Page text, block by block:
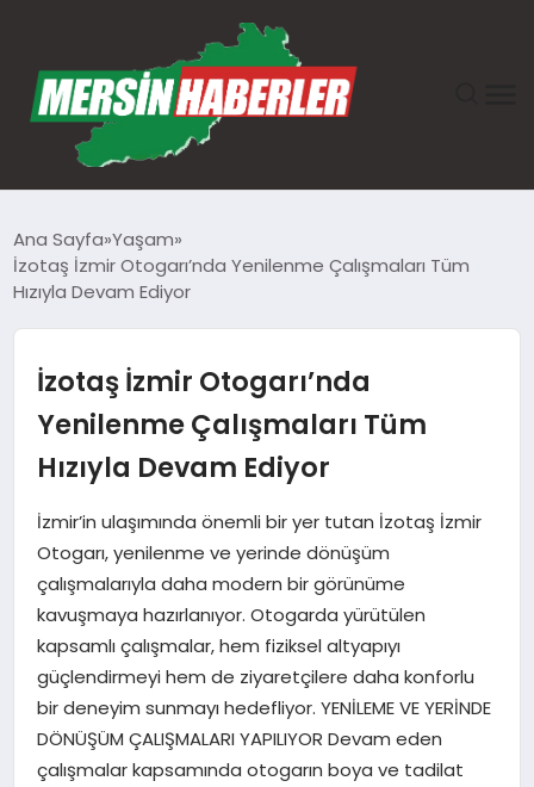
GÜNDEM
TEKNOLOJI
SPOR
YAŞAM
EĞITIM
Ana Sayfa Yaşam
İzotaş İzmir Otogarı’nda Yenilenme Çalışmaları Tüm
Hızıyla Devam Ediyor
İzotaş İzmir Otogarı’nda
Yenilenme Çalışmaları Tüm
Hızıyla Devam Ediyor
İzmir’in ulaşımında önemli bir yer tutan İzotaş İzmir
Otogarı, yenilenme ve yerinde dönüşüm
çalışmalarıyla daha modern bir görünüme
kavuşmaya hazırlanıyor. Otogarda yürütülen
kapsamlı çalışmalar, hem fiziksel altyapıyı
güçlendirmeyi hem de ziyaretçilere daha konforlu
bir deneyim sunmayı hedefliyor. YENİLEME VE YERİNDE
DÖNÜŞÜM ÇALIŞMALARI YAPILIYOR Devam eden
çalışmalar kapsamında otogarın boya ve tadilat